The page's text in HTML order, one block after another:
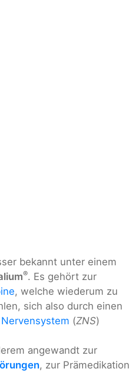
bekannt unter einem
®. Es gehört zur
, welche wiederum zu
sich also durch einen
(ZNS)
angewandt zur
, zur Prämedikation